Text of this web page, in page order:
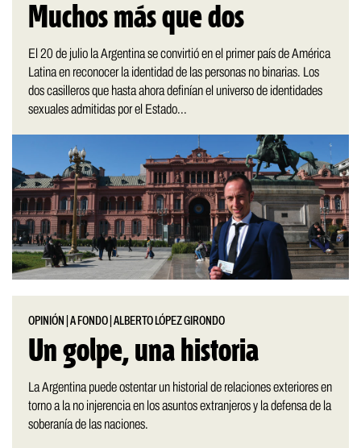
Muchos más que dos
El 20 de julio la Argentina se convirtió en el primer país de América
Latina en reconocer la identidad de las personas no binarias. Los
dos casilleros que hasta ahora definían el universo de identidades
sexuales admitidas por el Estado...
OPINIÓN |A FONDO |ALBERTO LÓPEZ GIRONDO
Un golpe, una historia
La Argentina puede ostentar un historial de relaciones exteriores en
torno a la no injerencia en los asuntos extranjeros y la defensa de la
soberanía de las naciones.